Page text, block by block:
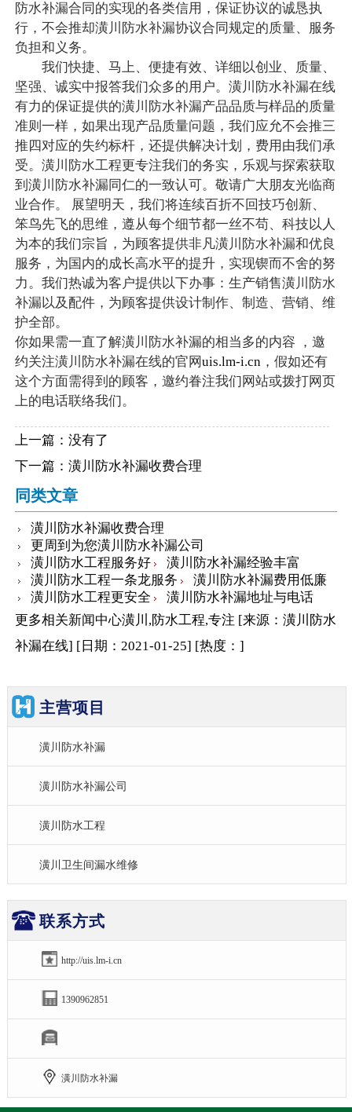
防水补漏合同的实现的各类信用，保证协议的诚恳执
行，不会推却潢川防水补漏协议合同规定的质量、服务
负担和义务。
我们快捷、马上、便捷有效、详细以创业、质量、
坚强、诚实中报答我们众多的用户。潢川防水补漏在线
有力的保证提供的潢川防水补漏产品品质与样品的质量
准则一样，如果出现产品质量问题，我们应允不会推三
推四对应的失约标杆，还提供解决计划，费用由我们承
受。潢川防水工程更专注我们的务实，乐观与探索获取
到潢川防水补漏同仁的一致认可。敬请广大朋友光临商
业合作。 展望明天，我们将连续百折不回技巧创新、
笨鸟先飞的思维，遵从每个细节都一丝不苟、科技以人
为本的我们宗旨，为顾客提供非凡潢川防水补漏和优良
服务，为国内的成长高水平的提升，实现锲而不舍的努
力。我们热诚为客户提供以下办事：生产销售潢川防水
补漏以及配件，为顾客提供设计制作、制造、营销、维
护全部。
你如果需一直了解潢川防水补漏的相当多的内容 ，邀
约关注潢川防水补漏在线的官网uis.lm-i.cn，假如还有
这个方面需得到的顾客，邀约眷注我们网站或拨打网页
上的电话联络我们。
上一篇：没有了
下一篇： 潢川防水补漏收费合理
同类文章
潢川防水补漏收费合理
更周到为您潢川防水补漏公司
潢川防水工程服务好
潢川防水补漏经验丰富
潢川防水工程一条龙服务
潢川防水补漏费用低廉
潢川防水工程更安全
潢川防水补漏地址与电话
更多相关新闻中心潢川,防水工程,专注 [来源：潢川防水
补漏在线] [日期：2021-01-25] [热度： ]
主营项目
潢川防水补漏
潢川防水补漏公司
潢川防水工程
潢川卫生间漏水维修
联系方式
http://uis.lm-i.cn
1390962851
潢川防水补漏